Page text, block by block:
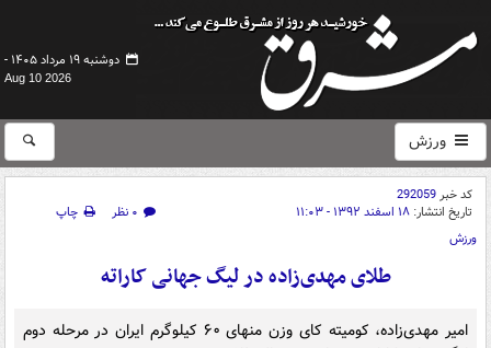
دوشنبه ۱۹ مرداد ۱۴۰۵ -
Aug 10 2026
ورزش
کد خبر292059
تاریخ انتشار: ۱۸ اسفند ۱۳۹۲ - ۱۱:۰۳ ۰ نظر
چاپ
ورزش
طلای مهدی‌زاده در لیگ جهانی کاراته
امیر مهدی‌زاده، کومیته کای وزن منهای ۶۰ کیلوگرم ایران در مرحله دوم